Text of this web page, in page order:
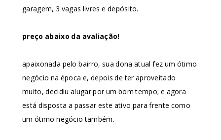
garagem, 3 vagas livres e depósito.
preço abaixo da avaliação!
apaixonada pelo bairro, sua dona atual fez um ótimo
negócio na época e, depois de ter aproveitado
muito, decidiu alugar por um bom tempo; e agora
está disposta a passar este ativo para frente como
um ótimo negócio também.